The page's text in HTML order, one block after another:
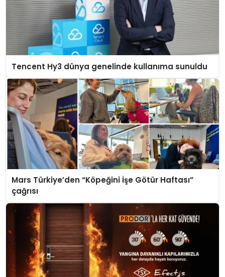
Tencent Hy3 dünya genelinde kullanıma sunuldu
Mars Türkiye’den “Köpeğini İşe Götür Haftası”
çağrısı